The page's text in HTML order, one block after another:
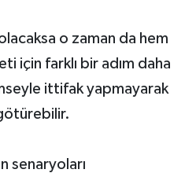
o zaman da hem
için farklı bir adım daha
ittifak yapmayarak
senaryoları